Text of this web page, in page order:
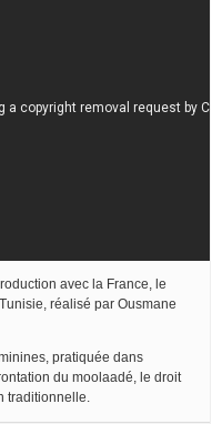
avec la France, le
réalisé par Ousmane
pratiquée dans
du moolaadé, le droit
traditionnelle.